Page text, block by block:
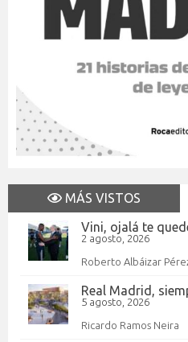
MÁS VISTOS
Vini, ojalá te
2 agosto, 2026
Roberto Albáizar
Real Madrid,
5 agosto, 2026
Ricardo Ramos Neira